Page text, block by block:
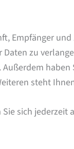
Empfänger
zu
steht
sich jederzeit